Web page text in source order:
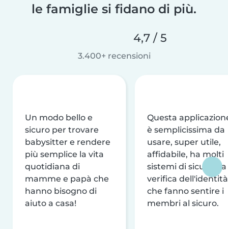
le famiglie si fidano di più.
4,7 / 5
3.400+ recensioni
Un modo bello e
sicuro per trovare
babysitter e rendere
più semplice la vita
quotidiana di
mamme e papà che
hanno bisogno di
aiuto a casa!
Questa
è semplicissima da
usare, super utile,
affidabile, ha molti
sistemi di sicurezza
verifica dell'identità
che fanno sentire i
membri al sicuro.